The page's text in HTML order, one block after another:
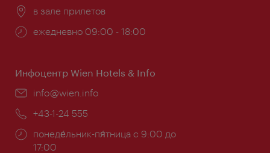
Расположение:
в зале прилетов
Часы
ежедневно 09:00 - 18:00
Инфоцентр Wien Hotels & Info
Эл.
info@wien.info
Телефон:
+43-1-24 555
Часы
работы:
понеде́льник-пя́тница с 9:00 до
17:00